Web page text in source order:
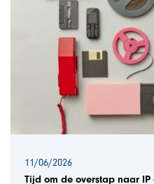
11/06/2026
Tijd om de overstap naar